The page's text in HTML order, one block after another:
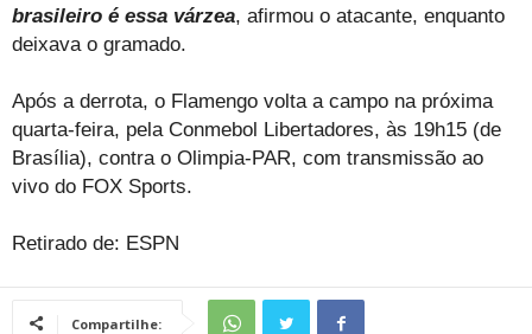
brasileiro é essa várzea, afirmou o atacante, enquanto
deixava o gramado.
Após a derrota, o Flamengo volta a campo na próxima
quarta-feira, pela Conmebol Libertadores, às 19h15 (de
Brasília), contra o Olimpia-PAR, com transmissão ao
vivo do FOX Sports.
Retirado de: ESPN
Compartilhe: